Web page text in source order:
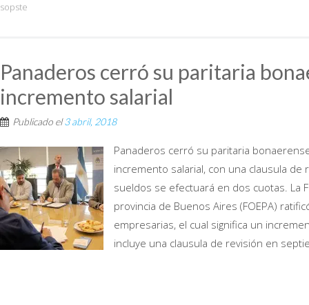
sopste
Panaderos cerró su paritaria
incremento salarial
Publicado el3 abril, 2018
Panaderos cerró su paritaria
incremento salarial, con una clausula
sueldos se efectuará en dos cuotas. La
provincia de Buenos Aires (FOEPA)
empresarias, el cual significa un
incluye una clausula de revisión en